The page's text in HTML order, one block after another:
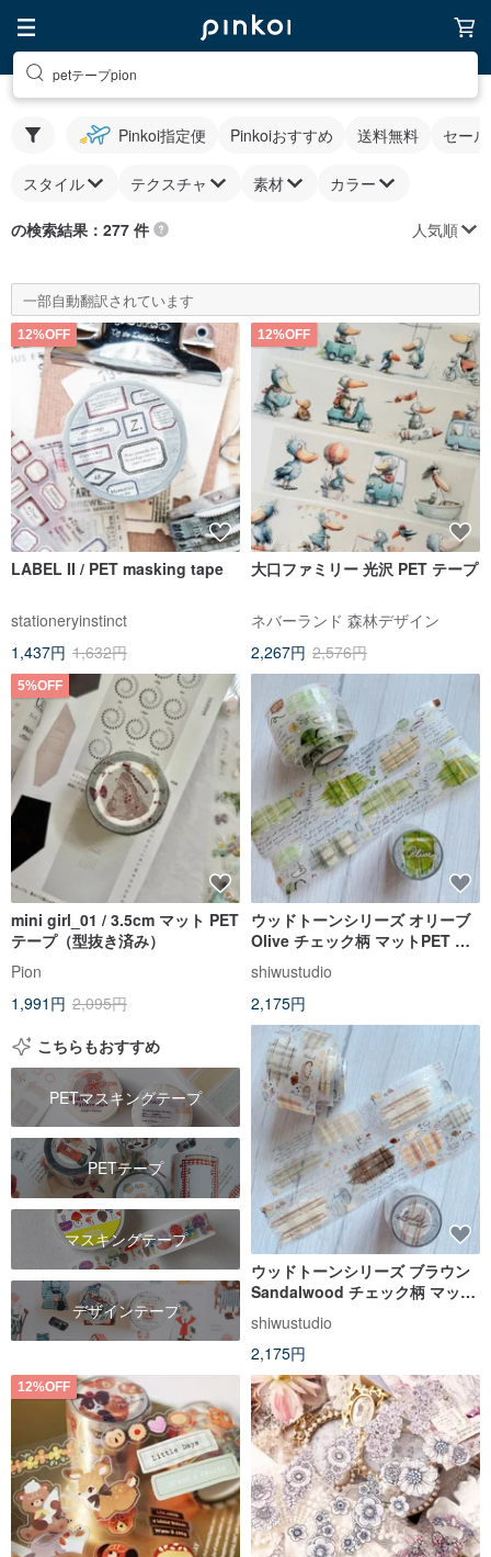
petテープpion
Pinkoi指定便 Pinkoiおすすめ 送料無料 セー
スタイル テクスチャ 素材 カラー
の検索結果：277 件 人気順
一部自動翻訳されています
12%OFF
LABEL II / PET masking tape
stationeryinstinct
1,437円 1,632円
12%OFF
大口ファミリー 光沢 PET テープ
ネバーランド 森林デザイン
2,267円 2,576円
5%OFF
mini girl_01 / 3.5cm マット PET
テープ（型抜き済み）
Pion
1,991円 2,095円
ウッドトーンシリーズ オリーブ
Olive チェック柄 マットPET マ
スキングテープ
shiwustudio
2,175円
こちらもおすすめ
PETマスキングテープ
PETテープ
マスキングテープ
デザインテープ
ウッドトーンシリーズ ブラウン
Sandalwood チェック柄 マット
PETマスキングテープ
shiwustudio
2,175円
12%OFF